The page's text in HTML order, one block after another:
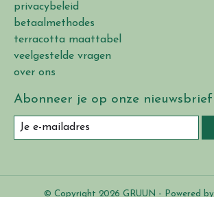
privacybeleid
betaalmethodes
terracotta maattabel
veelgestelde vragen
over ons
Abonneer je op onze nieuwsbrief
© Copyright 2026 GRUUN - Powered by